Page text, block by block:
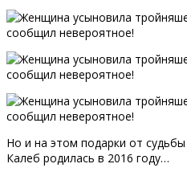
Но и на этом подарки от
Калеб родилась в 2016 году…